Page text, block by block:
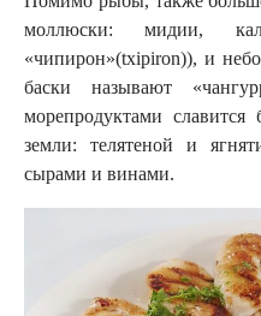
моллюски: мидии,
«чипирон»(txipiron)), и
баски называют
морепродуктами
земли: телятеной и
сырами и винами.